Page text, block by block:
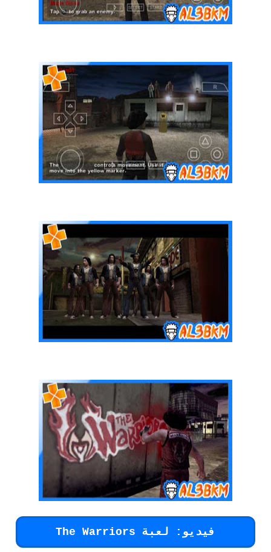
فيديو: لعبة The Warriors